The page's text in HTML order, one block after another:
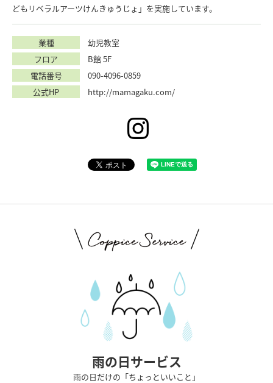
どもリベラルアーツけんきゅうじょ」を実施しています。
業種
幼児教室
フロア
B館 5F
電話番号
090-4096-0859
公式HP
http://mamagaku.com/
雨の日サービス
雨の日だけの「ちょっといいこと」